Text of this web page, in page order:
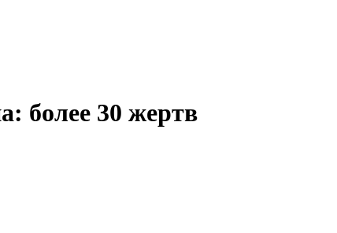
более 30 жертв